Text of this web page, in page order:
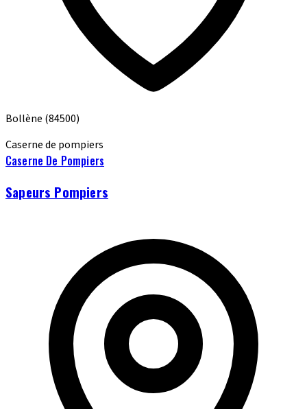
Bollène (84500)
Caserne de pompiers
Caserne De Pompiers
Sapeurs Pompiers